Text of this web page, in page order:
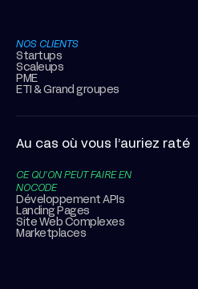
NOS CLIENTS
Startups
Scaleups
PME
ETI & Grand groupes
Au cas où vous l’auriez raté
CE QU’ON PEUT FAIRE EN
NOCODE
Développement APIs
Landing Pages
Site Web Complexes
Marketplaces